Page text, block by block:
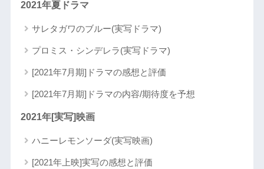
2021年夏ドラマ
サレタガワのブルー(実写ドラマ)
プロミス・シンデレラ(実写ドラマ)
[2021年7月期]ドラマの感想と評価
[2021年7月期]ドラマの内容/期待度を予想
2021年[実写]映画
ハニーレモンソーダ(実写映画)
[2021年上映]実写の感想と評価